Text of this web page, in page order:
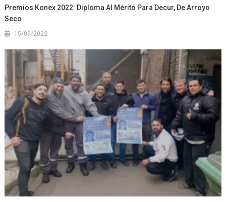
Premios Konex 2022: Diploma Al Mérito Para Decur, De Arroyo
Seco
15/09/2022